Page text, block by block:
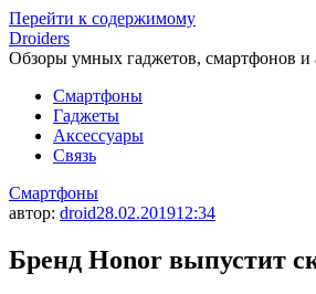
Перейти к содержимому
Droiders
Обзоры умных гаджетов, смартфонов и
Смартфоны
Гаджеты
Аксессуары
Связь
Смартфоны
автор: droid28.02.201912:34
Бренд Honor выпустит